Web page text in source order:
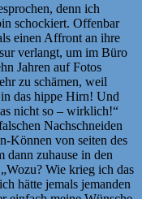
denn ich
schockiert. Offenbar
einen Affront an ihre
verlangt, um im Büro
Jahren auf Fotos
zu schämen, weil
das hippe Hirn! Und
nicht so – wirklich!“
Nachschneiden
Können von seiten des
dann zuhause in den
Wie krieg ich das
hätte jemals jemanden